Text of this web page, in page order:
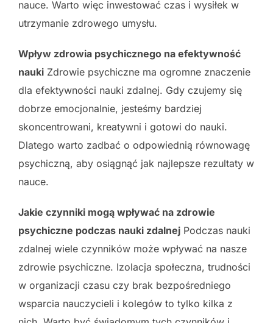
nauce. Warto więc inwestować czas i wysiłek w
utrzymanie zdrowego umysłu.
Wpływ zdrowia psychicznego na efektywność
nauki Zdrowie psychiczne ma ogromne znaczenie
dla efektywności nauki zdalnej. Gdy czujemy się
dobrze emocjonalnie, jesteśmy bardziej
skoncentrowani, kreatywni i gotowi do nauki.
Dlatego warto zadbać o odpowiednią równowagę
psychiczną, aby osiągnąć jak najlepsze rezultaty w
nauce.
Jakie czynniki mogą wpływać na zdrowie
psychiczne podczas nauki zdalnej Podczas nauki
zdalnej wiele czynników może wpływać na nasze
zdrowie psychiczne. Izolacja społeczna, trudności
w organizacji czasu czy brak bezpośredniego
wsparcia nauczycieli i kolegów to tylko kilka z